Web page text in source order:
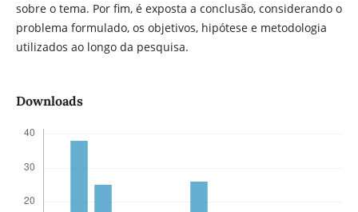
sobre o tema. Por fim, é exposta a conclusão, considerando o
problema formulado, os objetivos, hipótese e metodologia
utilizados ao longo da pesquisa.
Downloads